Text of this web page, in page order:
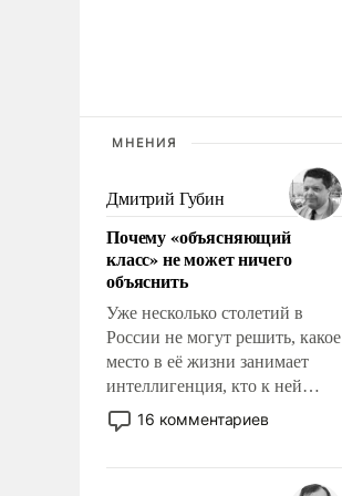
МНЕНИЯ
Дмитрий Губин
Почему «объясняющий
класс» не может ничего
объяснить
Уже несколько столетий в
России не могут решить, какое
место в её жизни занимает
интеллигенция, кто к ней
принадлежит, а кого из неё
исключили с правом
чем она отличается от просто
16 комментариев